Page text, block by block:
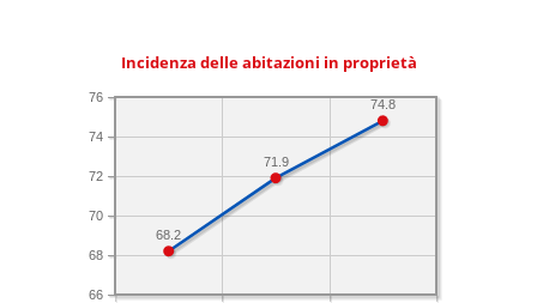
Incidenza delle abitazioni in proprietà
66
68
70
72
74
76
74.8
71.9
68.2